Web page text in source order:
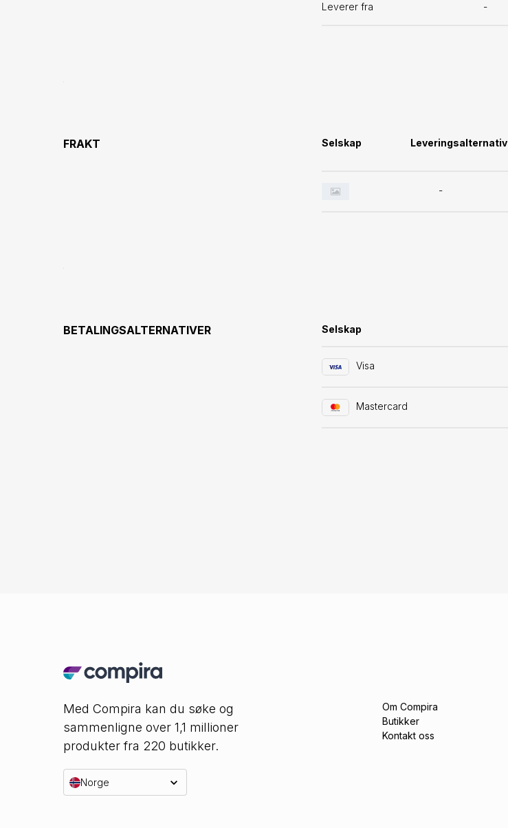
Leverer fra -
FRAKT Selskap Leveringsalternativ
-
BETALINGSALTERNATIVER Selskap
Visa
Mastercard
Med Compira kan du søke og
sammenligne over 1,1 millioner
produkter fra 220 butikker.
Norge
Om Compira
Butikker
Kontakt oss